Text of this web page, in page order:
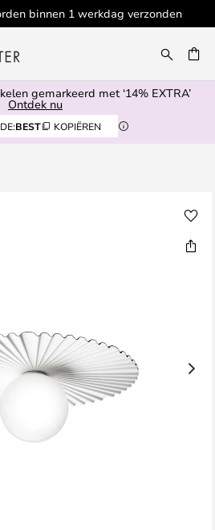
binnen 1 werkdag verzonden
gemarkeerd met ‘14% EXTRA’
Ontdek nu
BEST KOPIËREN